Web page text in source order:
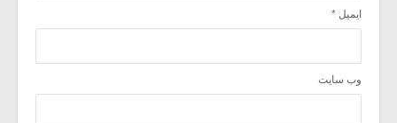
ایمیل *
وب‌ سایت